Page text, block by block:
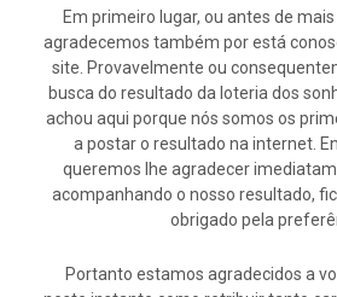
Em primeiro lugar, ou antes de
agradecemos também por está
site. Provavelmente ou
busca do resultado da loteria dos
achou aqui porque nós somos os
a postar o resultado na internet.
queremos lhe agradecer
acompanhando o nosso resultado,
obrigado pela
Portanto estamos agradecidos a